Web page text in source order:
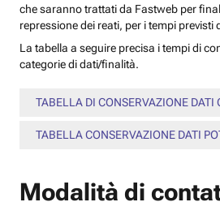
che saranno trattati da Fastweb per
repressione dei reati, per i tempi previsti
La tabella a seguire precisa i tempi di
categorie di dati/finalità.
TABELLA DI CONSERVAZIONE DATI
TABELLA CONSERVAZIONE DATI
Modalità di